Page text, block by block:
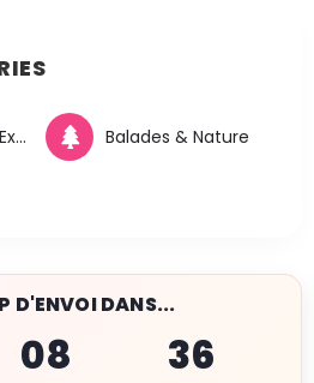
Patrimoine & Excursions Balades & Nature
D'ENVOI DANS...
08 36